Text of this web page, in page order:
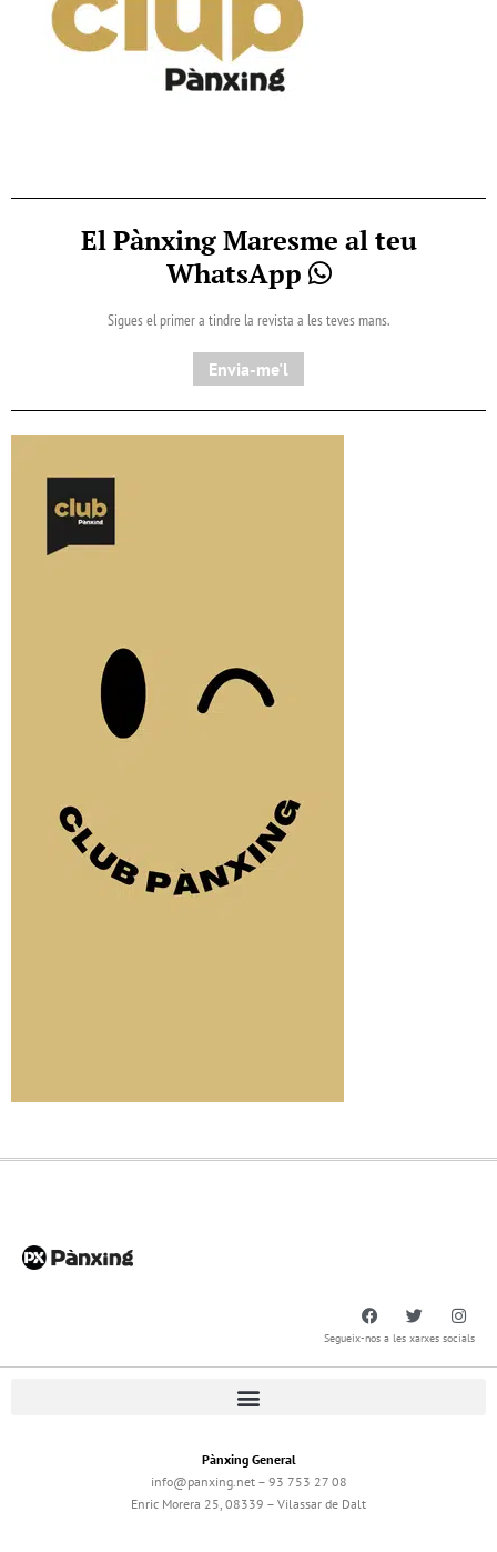
El Pànxing Maresme al teu
WhatsApp
Sigues el primer a tindre la revista a les teves mans.
Envia-me'l
Segueix-nos a les xarxes socials
Pànxing General
info@panxing.net – 93 753 27 08
Enric Morera 25, 08339 – Vilassar de Dalt